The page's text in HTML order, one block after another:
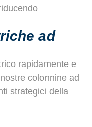
ad
rapidamente e
colonnine ad
strategici della